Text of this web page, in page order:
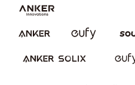
Annuler la commande